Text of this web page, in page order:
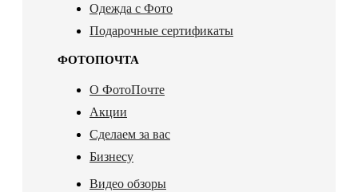
Одежда с Фото
Подарочные сертификаты
ФОТОПОЧТА
О ФотоПочте
Акции
Сделаем за вас
Бизнесу
Видео обзоры